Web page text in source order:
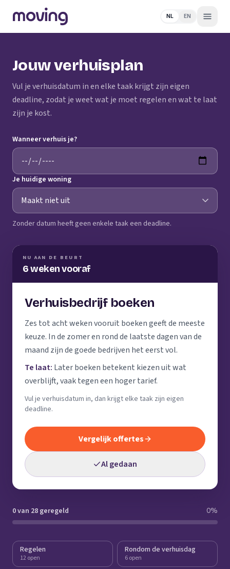
NL EN
Jouw verhuisplan
Vul je verhuisdatum in en elke taak krijgt zijn eigen
deadline, zodat je weet wat je moet regelen en wat te laat
zijn je kost.
Wanneer verhuis je?
Je huidige woning
Zonder datum heeft geen enkele taak een deadline.
NU AAN DE BEURT
6 weken vooraf
Verhuisbedrijf boeken
Zes tot acht weken vooruit boeken geeft de meeste
keuze. In de zomer en rond de laatste dagen van de
maand zijn de goede bedrijven het eerst vol.
Te laat: Later boeken betekent kiezen uit wat
overblijft, vaak tegen een hoger tarief.
Vul je verhuisdatum in, dan krijgt elke taak zijn eigen
deadline.
Vergelijk offertes
Al gedaan
0 van 28 geregeld 0%
Regelen
12 open
Rondom de verhuisdag
6 open